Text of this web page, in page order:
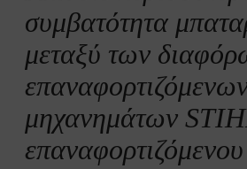
συμβατότητα
μεταξύ των
μηχανημάτων
επαναφορτιζόμενου